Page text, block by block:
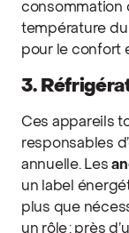
consommation
température
pour le confort
3.
Ces appareils
responsables
annuelle. Les
un label
plus que
un rôle : près